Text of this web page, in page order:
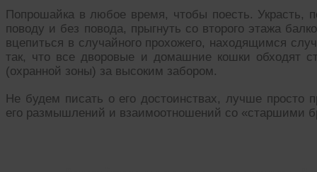
Попрошайка в любое время, чтобы поесть. Украсть,
поводу и без повода, прыгнуть со второго этажа
вцепиться в случайного прохожего, находящимся
так, что все дворовые и домашние кошки обходят
(охранной зоны) за высоким забором.
Не будем писать о его достоинствах, лучше просто
его размышлений и взаимоотношений со «старшими